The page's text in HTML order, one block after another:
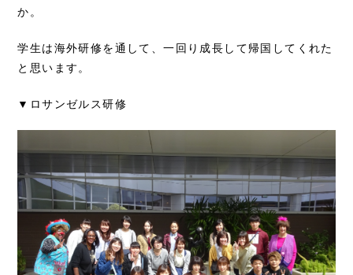
か。
学生は海外研修を通して、一回り成長して帰国してくれた
と思います。
▼ロサンゼルス研修